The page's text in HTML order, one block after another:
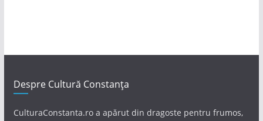
Despre Cultură Constanța
CulturaConstanta.ro a apărut din dragoste pentru frumos,